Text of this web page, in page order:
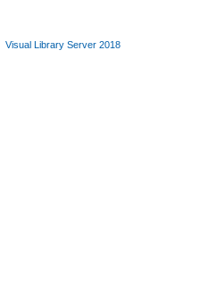
Visual Library Server 2018